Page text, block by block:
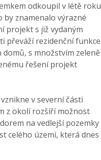
odkoupil v létě roku
by znamenalo výrazné
projekt s již vydaným
převáží rezidenční funkce
s množstvím zeleně
řešení projekt
v severní části
z okolí rozšíří možnost
na vedlejší pozemky
celého území, která dnes